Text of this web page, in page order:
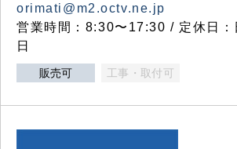
orimati@m2.octv.ne.jp
営業時間：8:30〜17:30 / 定休日：
日
販売可 工事・取付可